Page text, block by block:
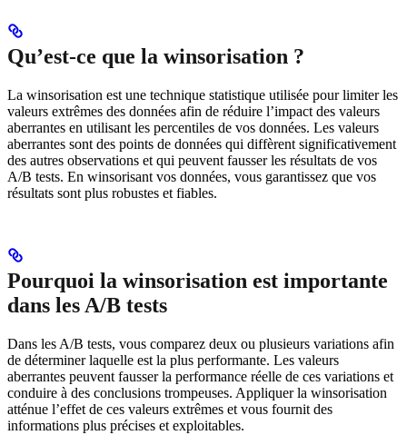
Qu’est-ce que la winsorisation ?
La winsorisation est une technique statistique utilisée pour limiter les
valeurs extrêmes des données afin de réduire l’impact des valeurs
aberrantes en utilisant les percentiles de vos données. Les valeurs
aberrantes sont des points de données qui diffèrent significativement
des autres observations et qui peuvent fausser les résultats de vos
A/B tests. En winsorisant vos données, vous garantissez que vos
résultats sont plus robustes et fiables.
Pourquoi la winsorisation est importante
dans les A/B tests
Dans les A/B tests, vous comparez deux ou plusieurs variations afin
de déterminer laquelle est la plus performante. Les valeurs
aberrantes peuvent fausser la performance réelle de ces variations et
conduire à des conclusions trompeuses. Appliquer la winsorisation
atténue l’effet de ces valeurs extrêmes et vous fournit des
informations plus précises et exploitables.